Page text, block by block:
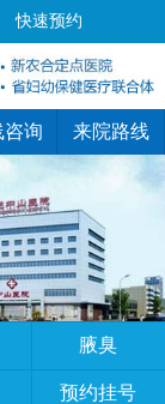
咨询 来院路线
腋臭
预约挂号
快速预约